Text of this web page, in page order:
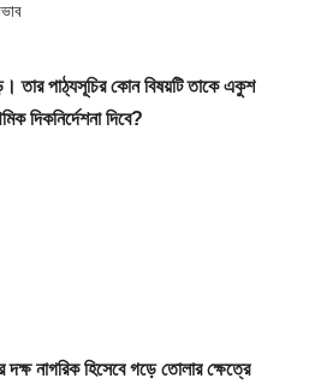
তার পাঠ্যসূচির কোন বিষয়টি তাকে একুশ
দিকনির্দেশনা দিবে?
দক্ষ নাগরিক হিসেবে গড়ে তোলার ক্ষেত্রে